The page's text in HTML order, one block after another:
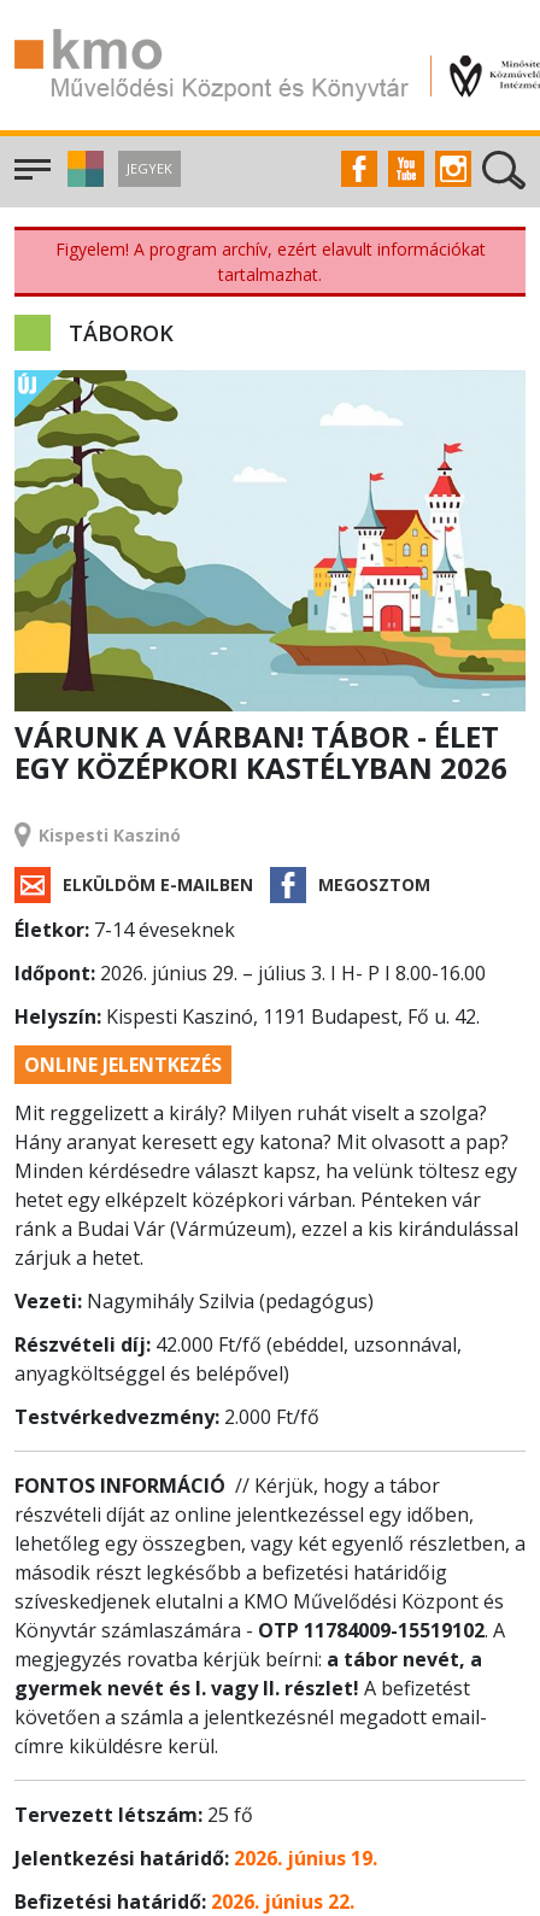
JEGYEK
Figyelem! A program archív, ezért elavult információkat
tartalmazhat.
TÁBOROK
VÁRUNK A VÁRBAN! TÁBOR - ÉLET
EGY KÖZÉPKORI KASTÉLYBAN 2026
Kispesti Kaszinó
ELKÜLDÖM E-MAILBEN MEGOSZTOM
Életkor: 7-14 éveseknek
Időpont: 2026. június 29. – július 3. I H- P I 8.00-16.00
Helyszín: Kispesti Kaszinó, 1191 Budapest, Fő u. 42.
ONLINE JELENTKEZÉS
Mit reggelizett a király? Milyen ruhát viselt a szolga?
Hány aranyat keresett egy katona? Mit olvasott a pap?
Minden kérdésedre választ kapsz, ha velünk töltesz egy
hetet egy elképzelt középkori várban. Pénteken vár
ránk a Budai Vár (Vármúzeum), ezzel a kis kirándulással
zárjuk a hetet.
Vezeti: Nagymihály Szilvia (pedagógus)
Részvételi díj: 42.000 Ft/fő (ebéddel, uzsonnával,
anyagköltséggel és belépővel)
Testvérkedvezmény: 2.000 Ft/fő
FONTOS INFORMÁCIÓ // Kérjük, hogy a tábor
részvételi díját az online jelentkezéssel egy időben,
lehetőleg egy összegben, vagy két egyenlő részletben, a
második részt legkésőbb a befizetési határidőig
szíveskedjenek elutalni a KMO Művelődési Központ és
Könyvtár számlaszámára - OTP 11784009-15519102. A
megjegyzés rovatba kérjük beírni: a tábor nevét, a
gyermek nevét és I. vagy II. részlet! A befizetést
követően a számla a jelentkezésnél megadott email-
címre kiküldésre kerül.
Tervezett létszám: 25 fő
Jelentkezési határidő: 2026. június 19.
Befizetési határidő: 2026. június 22.